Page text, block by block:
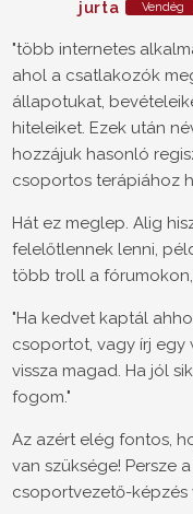
jurta Vendég
"több internetes
ahol a csatlakozók
állapotukat,
hiteleiket. Ezek után
hozzájuk hasonló
csoportos terápiához
Hát ez meglep. Alig
felelőtlennek lenni,
több troll a
"Ha kedvet kaptál
csoportot, vagy írj
vissza magad. Ha jól
fogom."
Az azért elég fontos,
van szüksége! Persze
csoportvezető-képzés